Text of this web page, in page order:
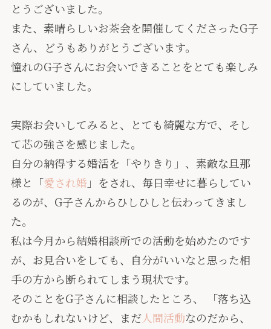
とうございました。
また、素晴らしいお茶会を開催してくださったG子
さん、どうもありがとうございます。
憧れのG子さんにお会いできることをとても楽しみ
にしていました。
実際お会いしてみると、とても綺麗な方で、そし
て芯の強さを感じました。
自分の納得する婚活を「やりきり」、素敵な旦那
様と「愛され婚 」をされ、毎日幸せに暮らしてい
るのが、G子さんからひしひしと伝わってきまし
た。
私は今月から結婚相談所での活動を始めたのです
が、お見合いをしても、自分がいいなと思った相
手の方から断られてしまう現状です。
そのことをG子さんに相談したところ、 「落ち込
むかもしれないけど、まだ人間活動なのだから、